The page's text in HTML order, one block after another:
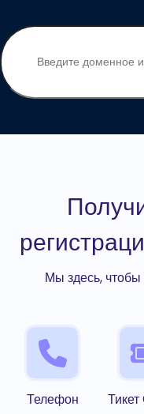
Мы здесь,
Телефон